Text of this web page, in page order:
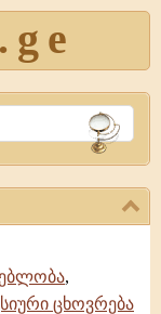
,
ცხოვრება